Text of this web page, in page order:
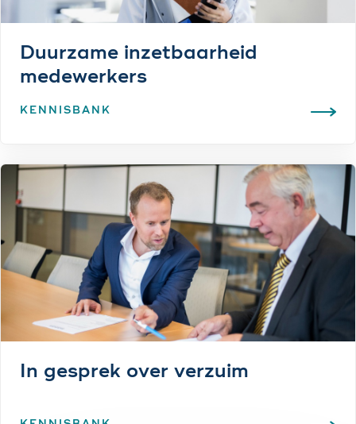
Duurzame inzetbaarheid
medewerkers
KENNISBANK
In gesprek over verzuim